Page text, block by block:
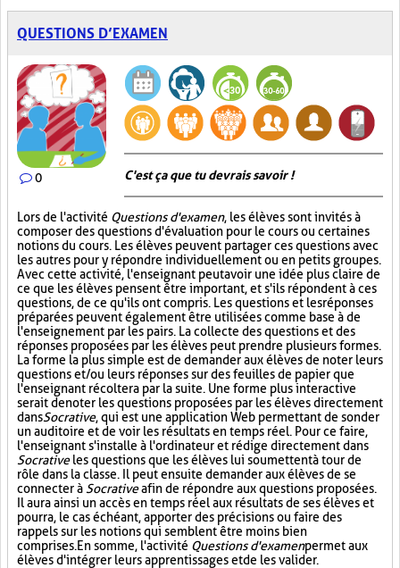
QUESTIONS D’EXAMEN
0 C'est ça que tu devrais savoir !
Lors de l'activité Questions d'examen, les élèves sont invités à
composer des questions d'évaluation pour le cours ou certaines
notions du cours. Les élèves peuvent partager ces questions avec
les autres pour y répondre individuellement ou en petits groupes.
Avec cette activité, l'enseignant peut avoir une idée plus claire de
ce que les élèves pensent être important, et s'ils répondent à ces
questions, de ce qu'ils ont compris. Les questions et les réponses
préparées peuvent également être utilisées comme base à de
l'enseignement par les pairs. La collecte des questions et des
réponses proposées par les élèves peut prendre plusieurs formes.
La forme la plus simple est de demander aux élèves de noter leurs
questions et/ou leurs réponses sur des feuilles de papier que
l'enseignant récoltera par la suite. Une forme plus interactive
serait de noter les questions proposées par les élèves directement
dansSocrative, qui est une application Web permettant de sonder
un auditoire et de voir les résultats en temps réel. Pour ce faire,
l'enseignant s'installe à l'ordinateur et rédige directement dans
Socrativeles questions que les élèves lui soumettent à tour de
rôle dans la classe. Il peut ensuite demander aux élèves de se
connecter à Socrativeafin de répondre aux questions proposées.
Il aura ainsi un accès en temps réel aux résultats de ses élèves et
pourra, le cas échéant, apporter des précisions ou faire des
rappels sur les notions qui semblent être moins bien
comprises. En somme, l'activité Questions d'examenpermet aux
élèves d'intégrer leurs apprentissages et de les valider.